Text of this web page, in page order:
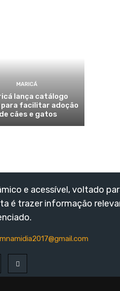
MARICÁ
lança catálogo
para facilitar adoção
de cães e gatos
e acessível, voltado
é trazer informação